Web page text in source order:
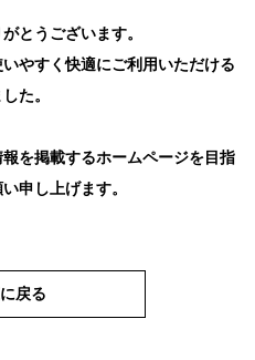
とうございます。
やすく快適にご利用いただける
た。
を掲載するホームページを目指
申し上げます。
戻る